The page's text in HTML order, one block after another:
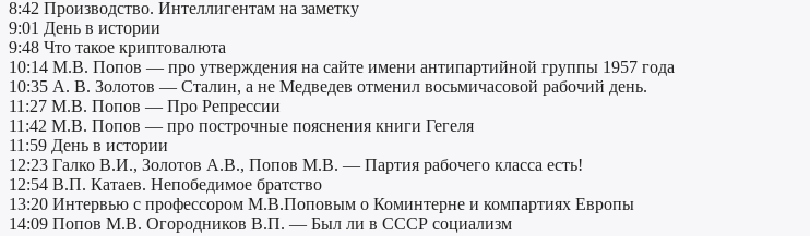
8:42 Производство. Интеллигентам на заметку
9:01 День в истории
9:48 Что такое криптовалюта
10:14 М.В. Попов — про утверждения на сайте имени антипартийной группы 1957 года
10:35 А. В. Золотов — Сталин, а не Медведев отменил восьмичасовой рабочий день.
11:27 М.В. Попов — Про Репрессии
11:42 М.В. Попов — про построчные пояснения книги Гегеля
11:59 День в истории
12:23 Галко В.И., Золотов А.В., Попов М.В. — Партия рабочего класса есть!
12:54 В.П. Катаев. Непобедимое братство
13:20 Интервью c профессором М.В.Поповым о Коминтерне и компартиях Европы
14:09 Попов М.В. Огородников В.П. — Был ли в СССР социализм